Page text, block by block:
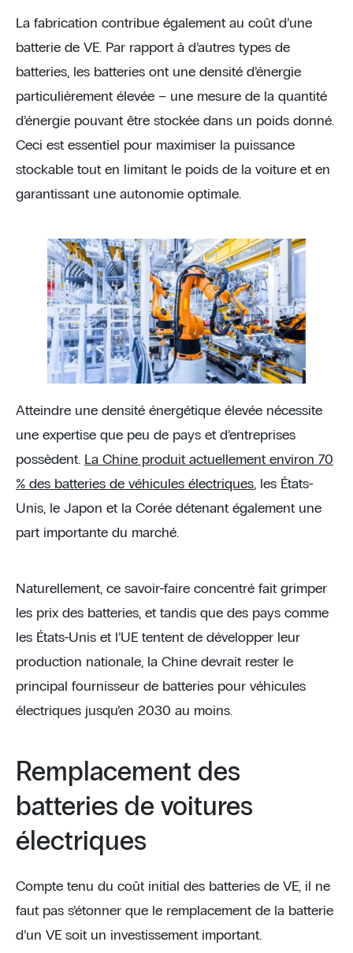
La fabrication contribue également au coût d’une
batterie de VE. Par rapport à d’autres types de
batteries, les batteries ont une densité d’énergie
particulièrement élevée – une mesure de la quantité
d’énergie pouvant être stockée dans un poids donné.
Ceci est essentiel pour maximiser la puissance
stockable tout en limitant le poids de la voiture et en
garantissant une autonomie optimale.
Atteindre une densité énergétique élevée nécessite
une expertise que peu de pays et d’entreprises
possèdent. La Chine produit actuellement environ 70
% des batteries de véhicules électriques, les États-
Unis, le Japon et la Corée détenant également une
part importante du marché.
Naturellement, ce savoir-faire concentré fait grimper
les prix des batteries, et tandis que des pays comme
les États-Unis et l’UE tentent de développer leur
production nationale, la Chine devrait rester le
principal fournisseur de batteries pour véhicules
électriques jusqu’en 2030 au moins.
Remplacement des
batteries de voitures
électriques
Compte tenu du coût initial des batteries de VE, il ne
faut pas s’étonner que le remplacement de la batterie
d’un VE soit un investissement important.